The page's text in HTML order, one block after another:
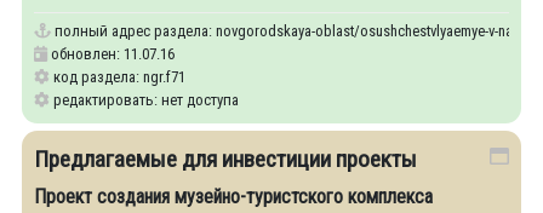
полный адрес раздела: novgorodskaya-oblast/osushchestvlyaemye-v-
обновлен: 11.07.16
код раздела: ngr.f71
редактировать: нет доступа
Предлагаемые для инвестиции проекты
Проект создания музейно-туристского комплекса